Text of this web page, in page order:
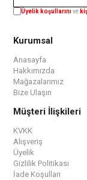
Üyelik koşullarınıve
Kurumsal
Anasayfa
Hakkımızda
Mağazalarımız
Bize Ulaşın
Müşteri İlişkileri
KVKK
Alışveriş
Üyelik
Gizlilik Politikası
İade Koşulları